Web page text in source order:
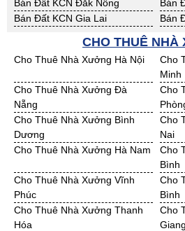
Bán Đất KCN Đăk Nông
Bán
Bán Đất KCN Gia Lai
Bán
Bán
Bán Đất KCN Ninh Thuận
Bán
Bán Đất KCN Quảng Bình
Bán
Bán Đất KCN Quảng Ngãi
Bán
Bán Đất KCN Cần Thơ
Bán
Bán Đất KCN Bạc Liêu
Bán
Bán Đất KCN Bình Phước
Bán
Bán Đất KCN Đồng Tháp
Bán
Bán Đất KCN Kiên Giang
Bán
Bán Đất KCN Sóc Trăng
Bán
Bán Đất KCN Tiền Giang
Bán
Bán Đất KCN Vĩnh Long
Bán
Bán Đất KCN Hưng Yên
Bán
CHO THUÊ NHÀ
Cho Thuê Nhà Xưởng Hà Nội
Cho
Minh
Cho Thuê Nhà Xưởng Đà
Nẵng
Cho
Cho Thuê Nhà Xưởng Bình
Dương
Cho
Nai
Cho Thuê Nhà Xưởng Hà Nam
Cho
Bình
Cho Thuê Nhà Xưởng Vĩnh
Phúc
Cho
Bình
Cho Thuê Nhà Xưởng Thanh
Hóa
Cho
Giang